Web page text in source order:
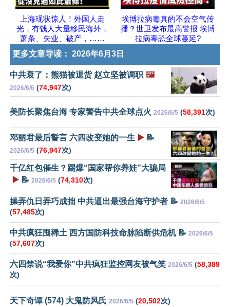
上海现状惊人！外国人走
光，有钱人大量移民海外，
萧条、失业、破产，……
埃博拉病毒真的不会空气传
播？世卫发布最高警报 埃博
拉病毒恐全球蔓延?
更多文章导读： 2026年6月3日
中共衰了：熊猫被退货 赵立坚被调职 🖼️
2026/6/6 (74,947次)
美防长聚焦台海 专家警告中共全球点火 2026/6/5 (58,391次)
邓丽君最后誓言 六四改变她的一生 ▶️ 📝
2026/6/5 (76,947次)
千亿红包催生？踢爆“国家帮你养娃”大骗局
▶️ 📝 2026/6/5 (74,310次)
操弄仇日弄巧成拙 中共逼出最强台海守护者 📝 2026/6/5
(57,485次)
中共疯狂囤稀土 西方国防科技命脉陷断供危机 📝 2026/6/5
(57,607次)
六四禁说“我爱你”中共疯狂监控网友被气笑 2026/6/5 (58,389
次)
天下奇谭 (574) 大鬼防风氏 2026/6/5 (20,502次)